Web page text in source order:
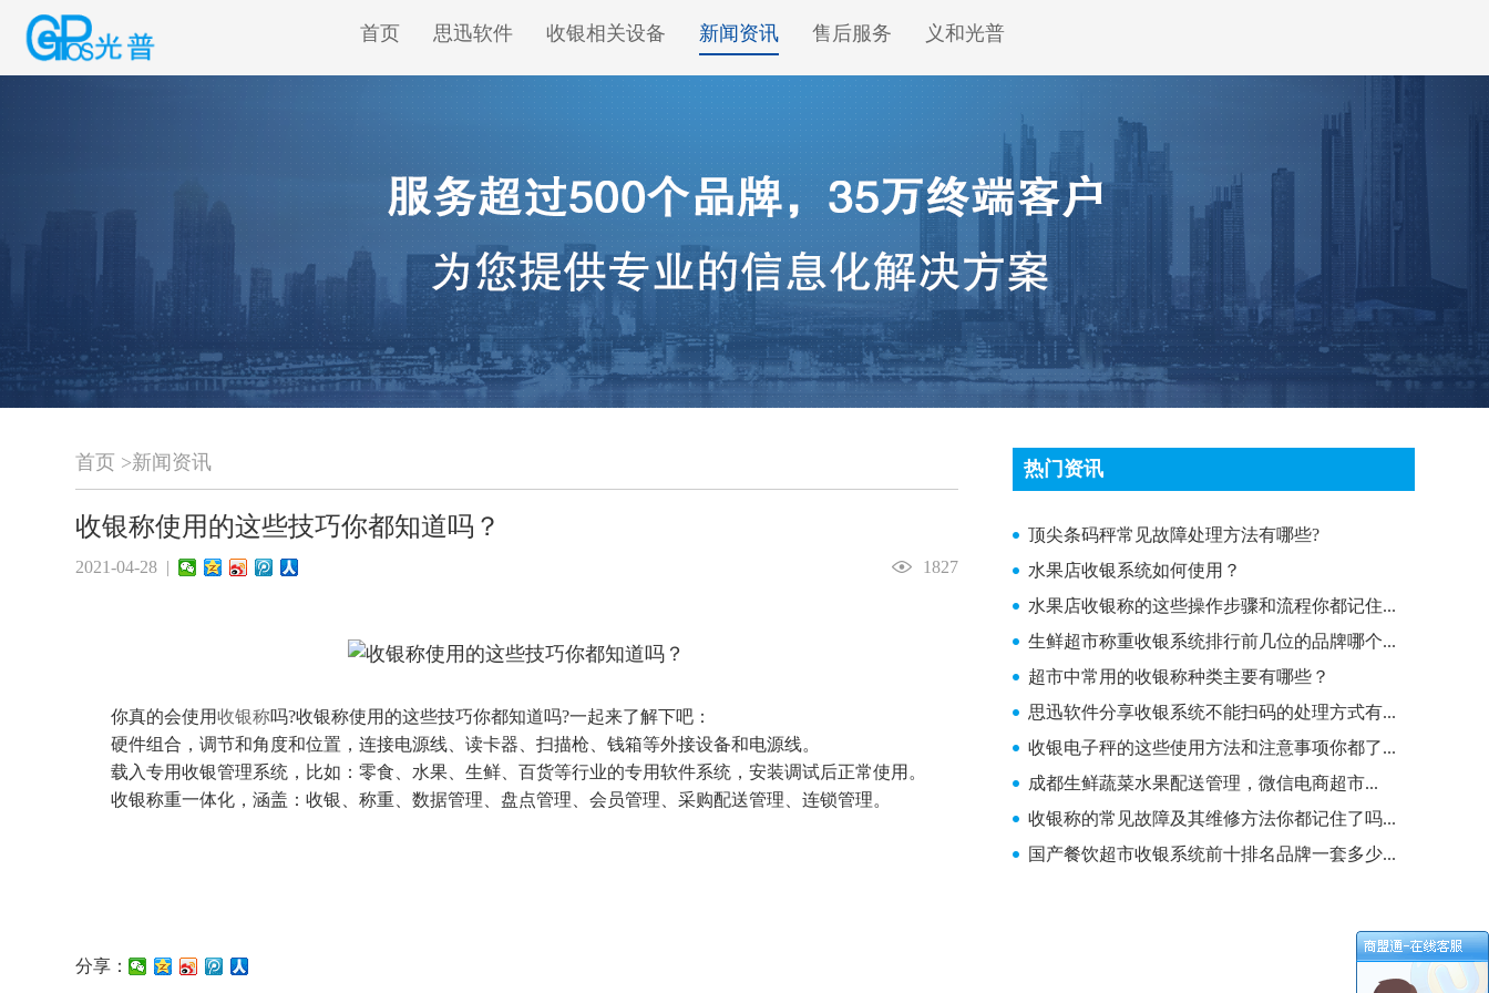
首页 思迅软件 收银相关设备 新闻资讯 售后服务 义和光普
首页 >新闻资讯
收银称使用的这些技巧你都知道吗？
2021-04-28 | 1827
你真的会使用收银称吗?收银称使用的这些技巧你都知道吗?一起来了解下吧：
硬件组合，调节和角度和位置，连接电源线、读卡器、扫描枪、钱箱等外接设备和电源线。
载入专用收银管理系统，比如：零食、水果、生鲜、百货等行业的专用软件系统，安装调试后正常使用。
收银称重一体化，涵盖：收银、称重、数据管理、盘点管理、会员管理、采购配送管理、连锁管理。
分享：
热门资讯
顶尖条码秤常见故障处理方法有哪些?
顶尖条码秤常见故障处理方法有哪些?
水果店收银系统如何使用？
水果店收银称的这些操作步骤和流程你都记住...
生鲜超市称重收银系统排行前几位的品牌哪个...
超市中常用的收银称种类主要有哪些？
思迅软件分享收银系统不能扫码的处理方式有...
收银电子秤的这些使用方法和注意事项你都了...
成都生鲜蔬菜水果配送管理，微信电商超市...
收银称的常见故障及其维修方法你都记住了吗...
国产餐饮超市收银系统前十排名品牌一套多少...